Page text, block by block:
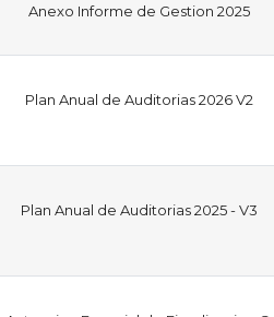
Anexo Informe de Gestion 2025
Plan Anual de Auditorias 2026 V2
Plan Anual de Auditorias 2025 - V3